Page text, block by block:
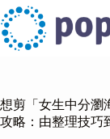
Skip
to
content
想剪「女生中分瀏
攻略：由整理技巧